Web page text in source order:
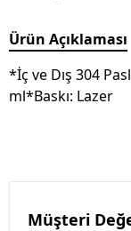
Ürün Açıklaması
*İç ve Dış 304
ml*Baskı: Lazer
Müşteri